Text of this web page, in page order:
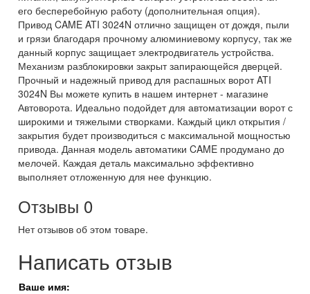
его бесперебойную работу (дополнительная опция).
Привод CAME ATI 3024N отлично защищен от дождя, пыли
и грязи благодаря прочному алюминиевому корпусу, так же
данный корпус защищает электродвигатель устройства.
Механизм разблокировки закрыт запирающейся дверцей.
Прочный и надежный привод для распашных ворот ATI
3024N Вы можете купить в нашем интернет - магазине
Автоворота. Идеально подойдет для автоматизации ворот с
широкими и тяжелыми створками. Каждый цикл открытия /
закрытия будет производиться с максимальной мощностью
привода. Данная модель автоматики CAME продумано до
мелочей. Каждая деталь максимально эффективно
выполняет отложенную для нее функцию.
Отзывы 0
Нет отзывов об этом товаре.
Написать отзыв
Ваше имя: